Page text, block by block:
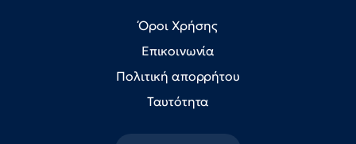
Όροι Χρήσης
Επικοινωνία
Πολιτική απορρήτου
Ταυτότητα